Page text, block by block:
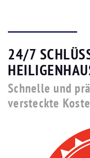
24/7
Schnelle und
versteckte